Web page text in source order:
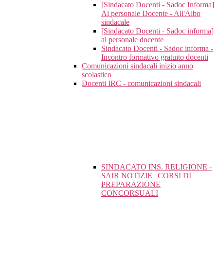
[Sindacato Docenti - Sadoc Informa]
Al personale Docente - All'Albo
sindacale
[Sindacato Docenti - Sadoc informa]
al personale docente
Sindacato Docenti - Sadoc informa -
Incontro formativo gratuito docenti
Comunicazioni sindacali inizio anno
scolastico
Docenti IRC - comunicazioni sindacali
SINDACATO INS. RELIGIONE -
SAIR NOTIZIE | CORSI DI
PREPARAZIONE
CONCORSUALI